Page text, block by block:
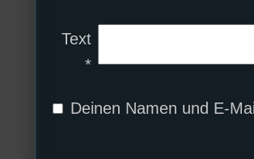
Text
*
Deinen Namen und E-